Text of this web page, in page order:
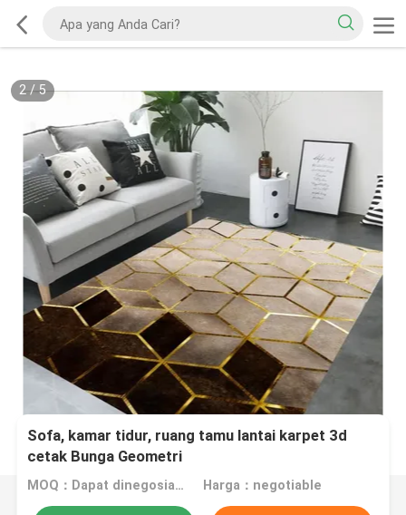
2/5
Sofa, kamar tidur, ruang tamu lantai karpet 3d
cetak Bunga Geometri
MOQ：Dapat dinegosiasikan Harga：negotiable